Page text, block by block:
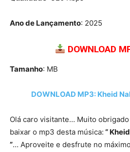
Ano de Lançamento: 2025
DOWNLOAD
Tamanho: MB
DOWNLOAD MP3: Kheid
Olá caro visitante… Muito
baixar o mp3 desta música: “
”… Aproveite e desfrute no